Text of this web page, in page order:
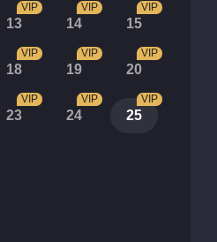
13
VIP
14
VIP
15
VIP
18
VIP
19
VIP
20
VIP
23
VIP
24
VIP
25
VIP